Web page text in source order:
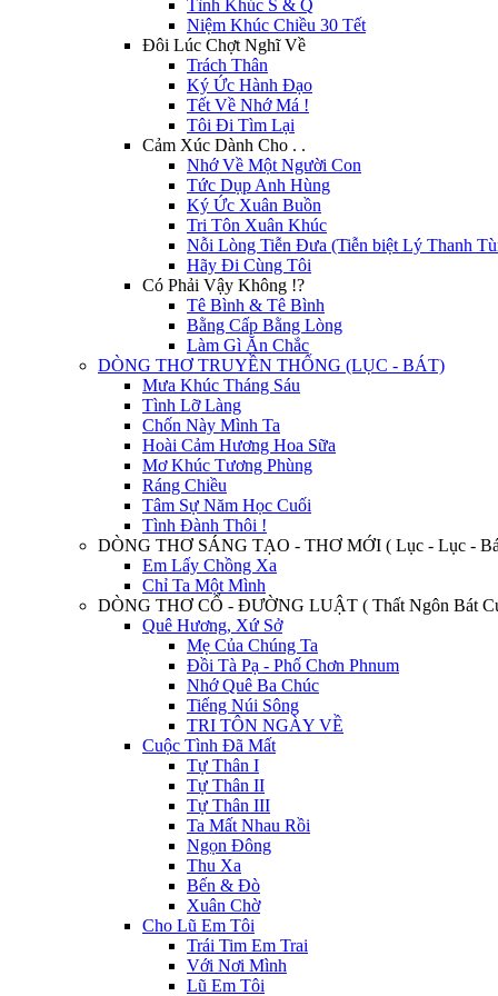
Tình Khúc S & Q
Niệm Khúc Chiều 30 Tết
Đôi Lúc Chợt Nghĩ Về
Trách Thân
Ký Ức Hành Đạo
Tết Về Nhớ Má !
Tôi Đi Tìm Lại
Cảm Xúc Dành Cho . .
Nhớ Về Một Người Con
Tức Dụp Anh Hùng
Ký Ức Xuân Buồn
Tri Tôn Xuân Khúc
Nỗi Lòng Tiễn Đưa (Tiễn biệt Lý Thanh
Hãy Đi Cùng Tôi
Có Phải Vậy Không !?
Tê Bình & Tê Bình
Bằng Cấp Bằng Lòng
Làm Gì Ăn Chắc
DÒNG THƠ TRUYỀN THỐNG (LỤC - BÁT)
Mưa Khúc Tháng Sáu
Tình Lỡ Làng
Chốn Này Mình Ta
Hoài Cảm Hương Hoa Sữa
Mơ Khúc Tương Phùng
Ráng Chiều
Tâm Sự Năm Học Cuối
Tình Đành Thôi !
DÒNG THƠ SÁNG TẠO - THƠ MỚI ( Lục - Lục -
Em Lấy Chồng Xa
Chỉ Ta Một Mình
DÒNG THƠ CỔ - ĐƯỜNG LUẬT ( Thất Ngôn Bát
Quê Hương, Xứ Sở
Mẹ Của Chúng Ta
Đồi Tà Pạ - Phố Chơn Phnum
Nhớ Quê Ba Chúc
Tiếng Núi Sông
TRI TÔN NGÀY VỀ
Cuộc Tình Đã Mất
Tự Thân I
Tự Thân II
Tự Thân III
Ta Mất Nhau Rồi
Ngọn Đông
Thu Xa
Bến & Đò
Xuân Chờ
Cho Lũ Em Tôi
Trái Tim Em Trai
Với Nơi Mình
Lũ Em Tôi